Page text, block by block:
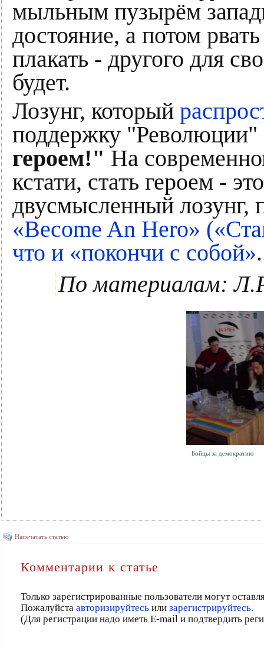
мыльным пузырём
достояние, а потом
плакать - другого для
будет.
Лозунг, который
поддержку
героем!" На
кстати, стать героем -
двусмысленный лозунг,
«Become An Hero»
что и «покончи с собой»
По материалам:
Бойцы за демократию
Напечатать статью
Комментарии к статье
Только зарегистрированные пользователи могут
Пожалуйста авторизируйтесьили зарегистрируйтесь.
(Для регистрации надо иметь E-mail и подтвердить